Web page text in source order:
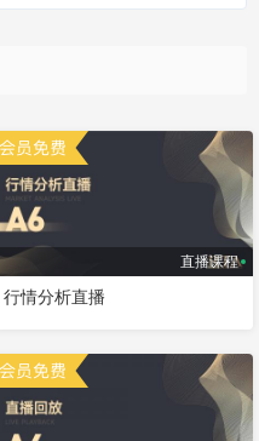
直播课程
行情分析直播